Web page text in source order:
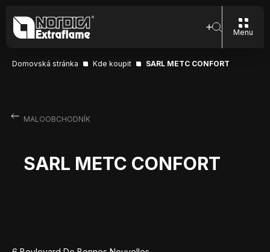
Menu
Domovská stránka Kde koupit SARL METC CONFORT
MALOOBCHODNÍK
SARL METC CONFORT